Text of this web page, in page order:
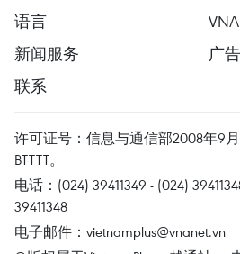
语言
VNA
新闻服务
广告
联系
许可证号：信息与通信部2008年9月
BTTTT。
电话：(024) 39411349 - (024)
39411348
电子邮件： vietnamplus@vnanet.vn